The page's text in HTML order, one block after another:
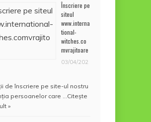
Înscriere pe
siteul
www.interna
tional-
witches.co
mvrajitoare
03/04/202
de înscriere pe site-ul nostru
persoanelor care … Citește
»